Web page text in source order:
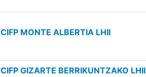
CIFP MONTE ALBERTIA LHII
CIFP GIZARTE BERRIKUNTZAKO LHII